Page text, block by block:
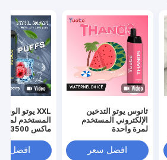
ثانوس يوتو التدخين
الإلكتروني المستخدم
لمرة واحدة
افضل سعر
XXL يوتو الوقود
المستخدم
افضل